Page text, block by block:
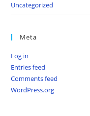
Uncategorized
Meta
Log in
Entries feed
Comments feed
WordPress.org